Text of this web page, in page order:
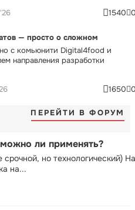
1540
— просто о сложном
с комьюнити Digital4food и
направления разработки
1650
ПЕРЕЙТИ В ФОРУМ
ли применять?
но технологический) На
на...